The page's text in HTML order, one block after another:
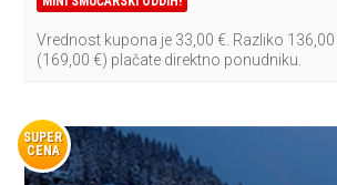
Vrednost kupona je 33,00 €. Razliko
(169,00 €) plačate direktno ponudniku.
SUPER
CENA